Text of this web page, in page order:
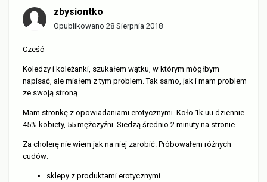
zbysiontko
Opublikowano 28 Sierpnia 2018
Cześć
Koledzy i koleżanki, szukałem wątku, w którym mógłbym
napisać, ale miałem z tym problem. Tak samo, jak i mam problem
ze swoją stroną.
Mam stronkę z opowiadaniami erotycznymi. Koło 1k uu dziennie.
45% kobiety, 55 mężczyźni. Siedzą średnio 2 minuty na stronie.
Za cholerę nie wiem jak na niej zarobić. Próbowałem różnych
cudów:
sklepy z produktami erotycznymi